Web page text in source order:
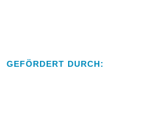
GEFÖRDERT DURCH: